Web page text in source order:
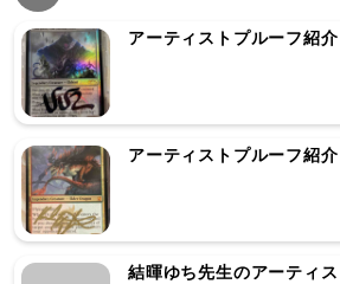
アーティストプルーフ紹
アーティストプルーフ紹
結暉ゆち先生のアーティ